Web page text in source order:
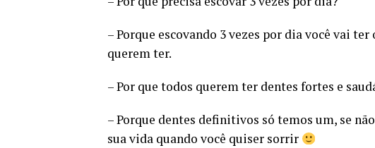
– Porque escovando 3 vezes por dia você vai
querem ter.
– Por que todos querem ter dentes fortes e
– Porque dentes definitivos só temos um, se
sua vida quando você quiser sorrir